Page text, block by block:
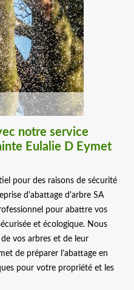
notre service
Eulalie D Eymet
pour des raisons de sécurité
d'abattage d'arbre SA
pour abattre vos
et écologique. Nous
vos arbres et de leur
de préparer l’abattage en
pour votre propriété et les